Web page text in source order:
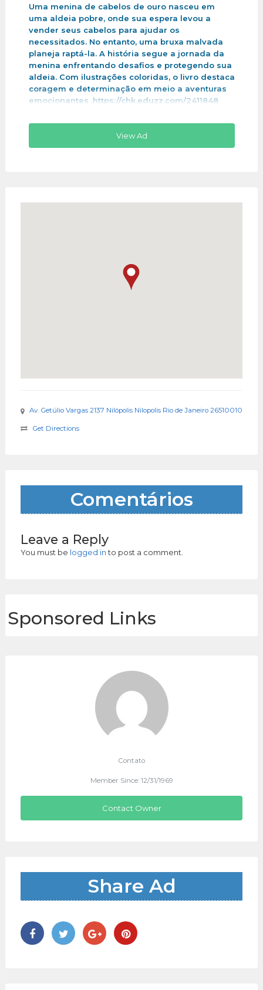
Uma menina de cabelos de ouro nasceu em
uma aldeia pobre, onde sua espera levou a
vender seus cabelos para ajudar os
necessitados. No entanto, uma bruxa malvada
planeja raptá-la. A história segue a jornada da
menina enfrentando desafios e protegendo sua
aldeia. Com ilustrações coloridas, o livro destaca
coragem e determinação em meio a aventuras
emocionantes .https://chk.eduzz.com/2411848
View Ad
Av. Getúlio Vargas 2137 Nilópolis Nilopolis Rio de Janeiro 26510010
Get Directions
Comentários
Leave a Reply
You must be logged into post a comment.
Sponsored Links
Contato
Member Since: 12/31/1969
Contact Owner
Share Ad